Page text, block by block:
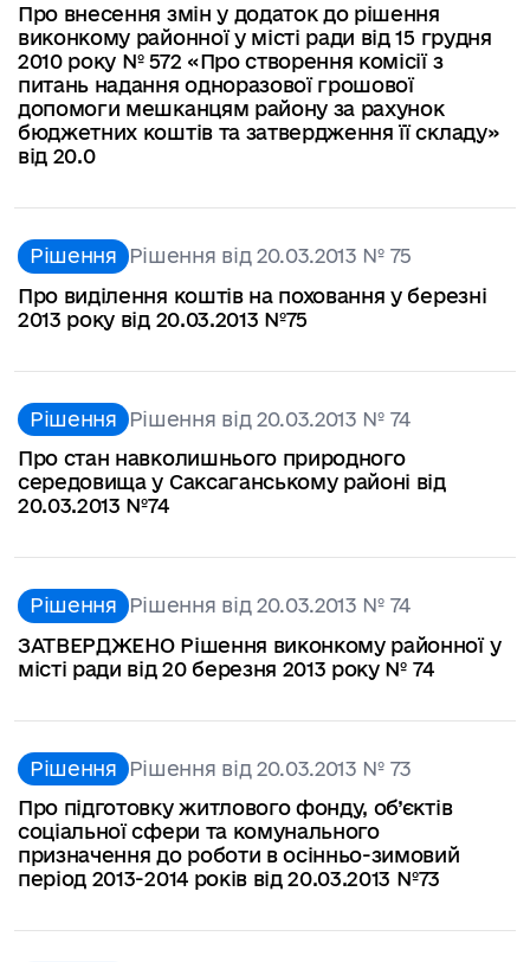
Про внесення змін у додаток до рішення
виконкому районної у місті ради від 15 грудня
2010 року № 572 «Про створення комісії з
питань надання одноразової грошової
допомоги мешканцям району за рахунок
бюджетних коштів та затвердження її складу»
від 20.0
Рішення Рішення від 20.03.2013 № 75
Про виділення коштів на поховання у березні
2013 року від 20.03.2013 №75
Рішення Рішення від 20.03.2013 № 74
Про стан навколишнього природного
середовища у Саксаганському районі від
20.03.2013 №74
Рішення Рішення від 20.03.2013 № 74
ЗАТВЕРДЖЕНО Рішення виконкому районної у
місті ради від 20 березня 2013 року № 74
Рішення Рішення від 20.03.2013 № 73
Про підготовку житлового фонду, об’єктів
соціальної сфери та комунального
призначення до роботи в осінньо-зимовий
період 2013-2014 років від 20.03.2013 №73